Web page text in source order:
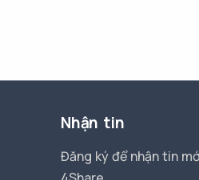
Nhận tin
Đăng ký để nhận tin